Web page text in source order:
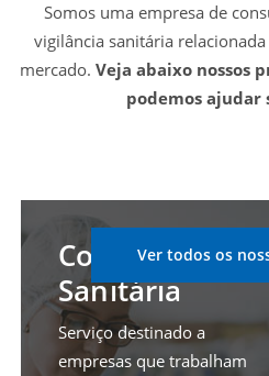
Somos uma empresa de
vigilância sanitária
mercado. Veja abaixo nossos
podemos ajudar
Consultoria
Sanitária
Serviço destinado a
empresas que trabalham
Ver todos os